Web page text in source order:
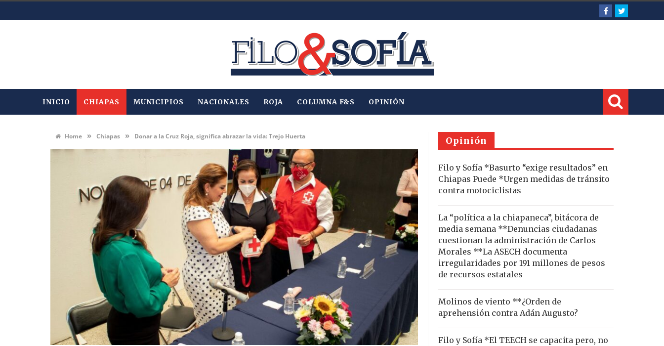
INICIO CHIAPAS MUNICIPIOS NACIONALES ROJA COLUMNA F&S OPINIÓN
Home » Chiapas » Donar a la Cruz Roja, significa abrazar la vida: Trejo Huerta Opinión
Filo y Sofía *Basurto “exige resultados” en
Chiapas Puede *Urgen medidas de tránsito
contra motociclistas
La “política a la chiapaneca”, bitácora de
media semana **Denuncias ciudadanas
cuestionan la administración de Carlos
Morales **La ASECH documenta
irregularidades por 191 millones de pesos
de recursos estatales
Molinos de viento **¿Orden de
aprehensión contra Adán Augusto?
Filo y Sofía *El TEECH se capacita pero, no